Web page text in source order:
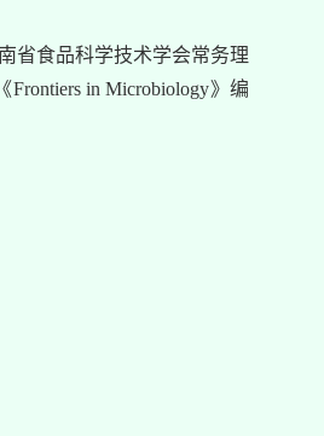
省食品科学技术学会常务理
in Microbiology》编